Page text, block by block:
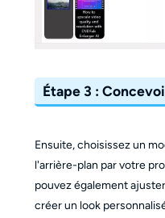
Étape3 :
Ensuite, choisissez un
l'arrière-plan par votre
pouvez également
créer un look